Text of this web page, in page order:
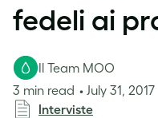
fedeli ai
Il Team MOO
3 min read
July 31, 2017
Interviste